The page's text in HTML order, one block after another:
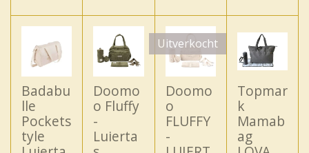
Badabu
lle
Pockets
tyle
Doomo
o Fluffy
-
Luierta
Uitverkocht
Doomo
o
FLUFFY
-
Topmar
k
Mamab
ag